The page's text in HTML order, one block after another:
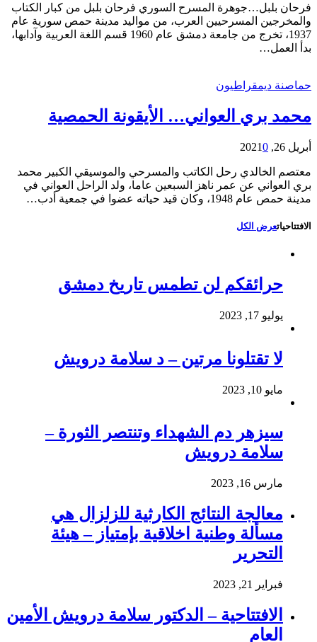
فرحان بلبل…جوهرة المسرح السوري فرحان بلبل من كبار الكتاب
والمخرجين المسرحيين العرب، من مواليد مدينة حمص سورية عام
1937، تخرج من جامعة دمشق عام 1960 قسم اللغة العربية وآدابها،
بدأ العمل…
حماصنة ديمقراطيون
محمد بري العواني… الأيقونة الحمصية
أبريل 26, 2021 0
معتصم الخالدي رحل الكاتب والمسرحي والموسيقي الكبير محمد
بري العواني عن عمر ناهز السبعين عاما، ولد الراحل العواني في
مدينة حمص عام 1948، وكان قيد حياته عضوا في جمعية أدب…
الافتتاحياتعرض الكل
حرائقكم لن تطمس تاريخ دمشق
يوليو 17, 2023
لا تقتلونا مرتين – د سلامة درويش
مايو 10, 2023
سيزهر دم الشهداء وتنتصر الثورة –
سلامة درويش
مارس 16, 2023
معالجة النتائج الكارثية للزلزال هي
مسألة وطنية اخلاقية بإمتياز – هيئة
التحرير
فبراير 21, 2023
الافتتاحية – الدكتور سلامة درويش الأمين
العام